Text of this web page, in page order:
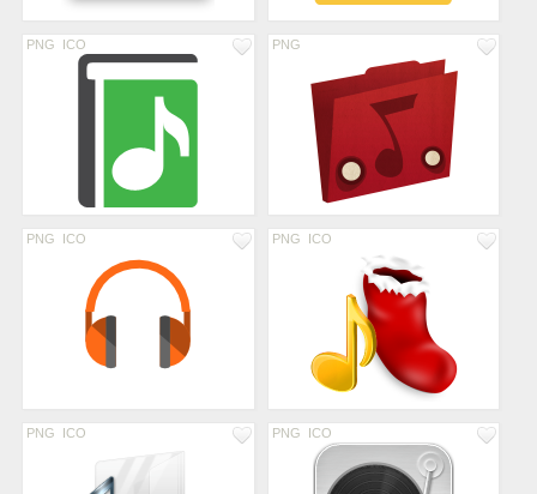
PNG ICO PNG
PNG ICO PNG ICO
PNG ICO PNG ICO